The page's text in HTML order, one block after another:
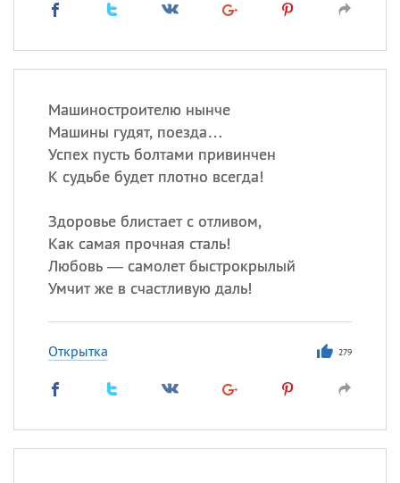
Машиностроителю нынче
Машины гудят, поезда…
Успех пусть болтами привинчен
К судьбе будет плотно всегда!
Здоровье блистает с отливом,
Как самая прочная сталь!
Любовь — самолет быстрокрылый
Умчит же в счастливую даль!
Открытка 279